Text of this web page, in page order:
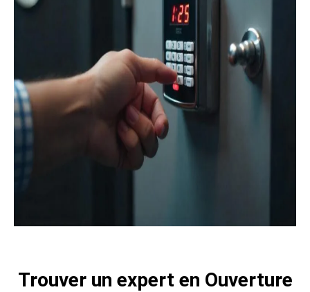
Trouver un expert en Ouverture